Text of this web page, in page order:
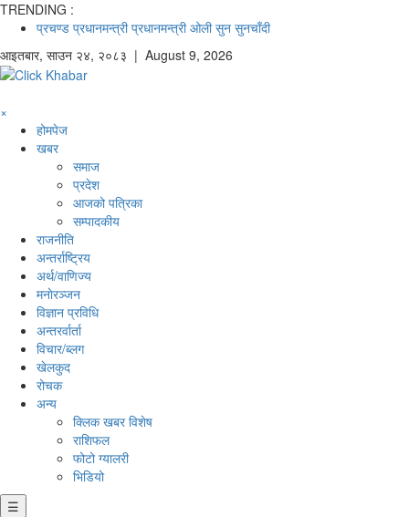
TRENDING :
प्रचण्ड प्रधानमन्त्री प्रधानमन्त्री ओली सुन सुनचाँदी
आइतबार, साउन २४, २०८३ | August 9, 2026
×
होमपेज
खबर
समाज
प्रदेश
आजको पत्रिका
सम्पादकीय
राजनीति
अन्तर्राष्ट्रिय
अर्थ/वाणिज्य
मनाेरञ्जन
विज्ञान प्रविधि
अन्तरर्वार्ता
विचार/ब्लग
खेलकुद
रोचक
अन्य
क्लिक खबर विशेष
राशिफल
फोटो ग्यालरी
भिडियो
☰